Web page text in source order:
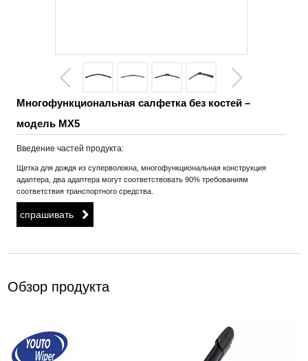
Многофункциональная салфетка без костей –
модель MX5
Введение частей продукта:
Щетка для дождя из суперволокна, многофункциональная конструкция
адаптера, два адаптера могут соответствовать 90% требованиям
соответствия транспортного средства.
спрашивать
Обзор продукта